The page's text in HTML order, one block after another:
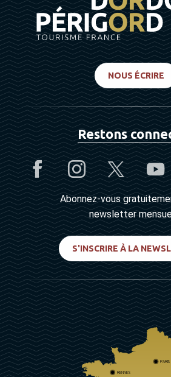
NOUS ÉCRIRE
Restons
Abonnez-vous
newsletter
S'INSCRIRE À LA
PARIS
RENNES